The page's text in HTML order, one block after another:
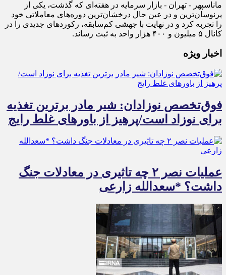
ماناسپهر - تهران - بازار سرمایه در هفته‌ای که گذشت، یکی از
پرنوسان‌ترین و در عین حال درخشان‌ترین دوره‌های معاملاتی خود
را تجربه کرد و در نهایت با جهشی کم‌سابقه، رکوردهای جدیدی را در
کانال ۵ میلیون و ۴۰۰ هزار واحد به ثبت رساند.
اخبار ویژه
فوق‌تخصص نوزادان: شیر مادر برترین تغذیه
برای نوزاد است/پرهیز از باورهای غلط رایج
عملیات نصر ۲ چه تاثیری در معادلات جنگ
داشت؟ *سعدالله زارعی